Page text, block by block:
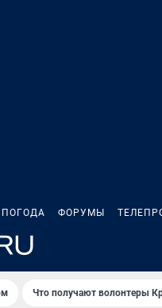
ПОГОДА ФОРУМЫ
Что получают волонтеры